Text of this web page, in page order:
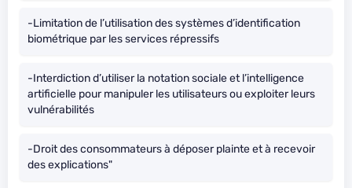
-Limitation de l’utilisation des systèmes d’identification
biométrique par les services répressifs
-Interdiction d’utiliser la notation sociale et l’intelligence
artificielle pour manipuler les utilisateurs ou exploiter leurs
vulnérabilités
-Droit des consommateurs à déposer plainte et à recevoir
des explications"